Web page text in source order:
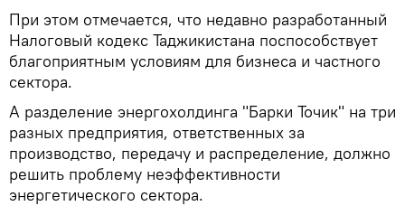
При этом отмечается, что недавно разработанный
Налоговый кодекс Таджикистана поспособствует
благоприятным условиям для бизнеса и частного
сектора.
А разделение энергохолдинга "Барки Точик" на три
разных предприятия, ответственных за
производство, передачу и распределение, должно
решить проблему неэффективности
энергетического сектора.